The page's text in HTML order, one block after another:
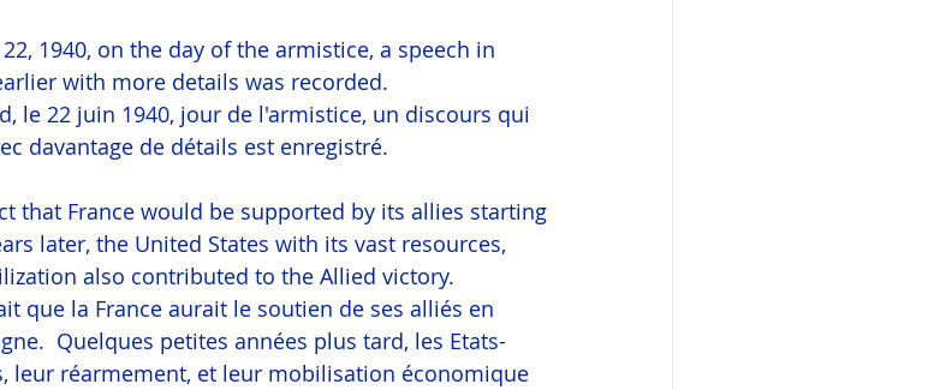
1940, on the day of the armistice, a speech in
with more details was recorded.
le 22 juin 1940, jour de l'armistice, un discours qui
davantage de détails est enregistré.
that France would be supported by its allies starting
later, the United States with its vast resources,
also contributed to the Allied victory.
que la France aurait le soutien de ses alliés en
Quelques petites années plus tard, les Etats-
leur réarmement, et leur mobilisation économique